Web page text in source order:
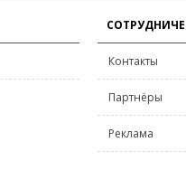
Контакты
Партнёры
Реклама